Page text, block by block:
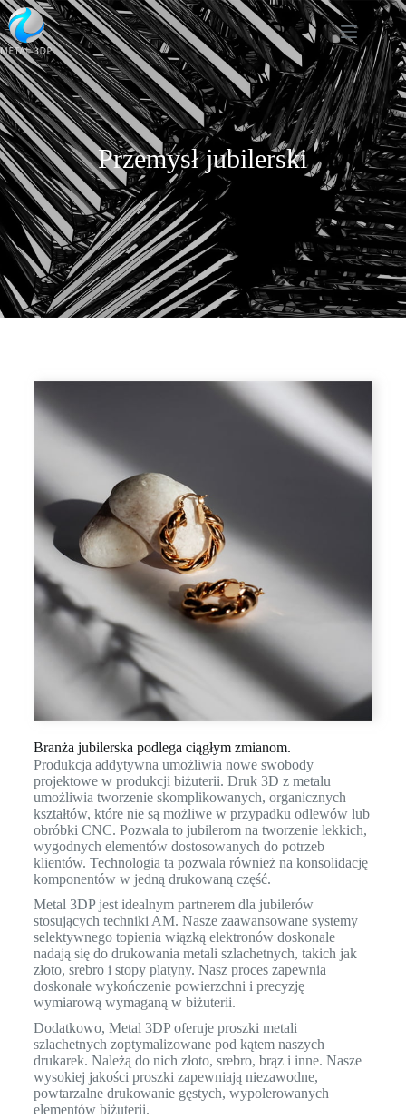
Przemysł jubilerski
Branża jubilerska podlega ciągłym zmianom.
Produkcja addytywna umożliwia nowe swobody
projektowe w produkcji biżuterii. Druk 3D z metalu
umożliwia tworzenie skomplikowanych, organicznych
kształtów, które nie są możliwe w przypadku odlewów lub
obróbki CNC. Pozwala to jubilerom na tworzenie lekkich,
wygodnych elementów dostosowanych do potrzeb
klientów. Technologia ta pozwala również na konsolidację
komponentów w jedną drukowaną część.
Metal 3DP jest idealnym partnerem dla jubilerów
stosujących techniki AM. Nasze zaawansowane systemy
selektywnego topienia wiązką elektronów doskonale
nadają się do drukowania metali szlachetnych, takich jak
złoto, srebro i stopy platyny. Nasz proces zapewnia
doskonałe wykończenie powierzchni i precyzję
wymiarową wymaganą w biżuterii.
Dodatkowo, Metal 3DP oferuje proszki metali
szlachetnych zoptymalizowane pod kątem naszych
drukarek. Należą do nich złoto, srebro, brąz i inne. Nasze
wysokiej jakości proszki zapewniają niezawodne,
powtarzalne drukowanie gęstych, wypolerowanych
elementów biżuterii.